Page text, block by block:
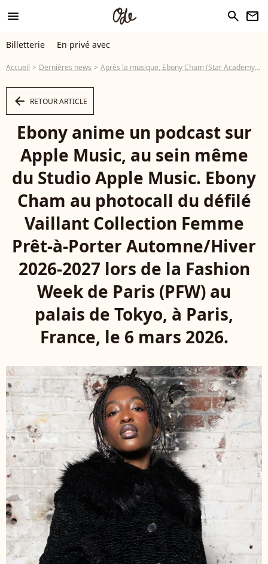
menu search newsletter
Billetterie En privé avec
Accueil Dernières news Après la musique, Ebony Cham (Star Academy) se lance dans un nouveau métier, une grande structure lui a fait confiance
arrow_left RETOUR ARTICLE
Ebony anime un podcast sur
Apple Music, au sein même
du Studio Apple Music. Ebony
Cham au photocall du défilé
Vaillant Collection Femme
Prêt-à-Porter Automne/Hiver
2026-2027 lors de la Fashion
Week de Paris (PFW) au
palais de Tokyo, à Paris,
France, le 6 mars 2026.